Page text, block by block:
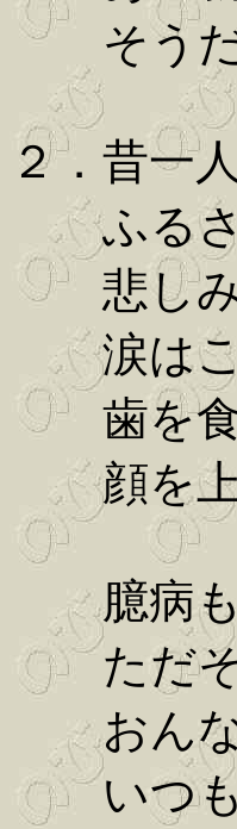
そうだ
２．昔一
ふるさ
悲しみ
涙はこ
歯を食
顔を上
臆病も
ただそ
おんな
いつも